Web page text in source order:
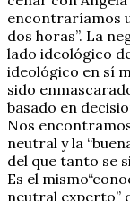
encontraríamos
dos horas”. La
lado ideológico
ideológico en sí
sido
basado en
Nos
neutral y la
del que tanto se
Es el
neutral experto”